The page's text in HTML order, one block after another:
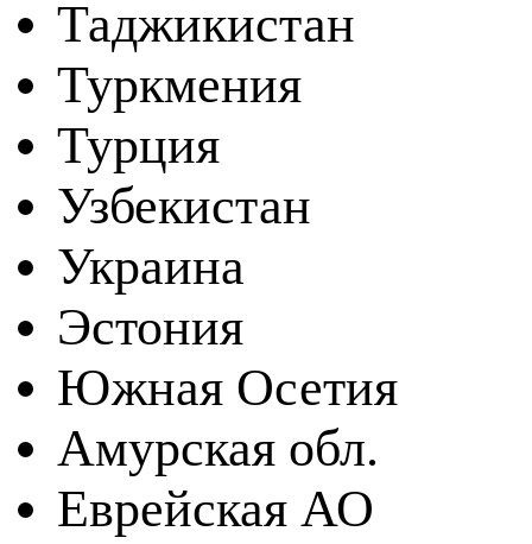
Таджикистан
Туркмения
Турция
Узбекистан
Украина
Эстония
Южная Осетия
Амурская обл.
Еврейская АО